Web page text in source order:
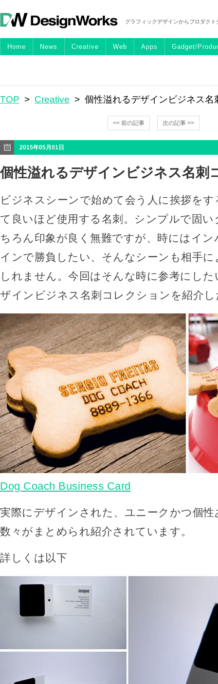
グラフィックデザインからプロダク
Home News Creative Web Apps Gadget/
TOP > Creative > 個性溢れるデザインビジネス名
<< 前の記事 次の記事 >>
2015年05月01日
個性溢れるデザインビジネス名刺
ビジネスシーンで始めて会う人に挨拶を
て良いほど使用する名刺。シンプルで固
ちろん印象が良く無難ですが、時にはイ
インで勝負したい、そんなシーンも相手
しれません。今回はそんな時に参考にし
ザインビジネス名刺コレクションを紹介
Dog Coach Business Card
実際にデザインされた、ユニークかつ個
数々がまとめられ紹介されています。
詳しくは以下